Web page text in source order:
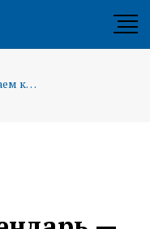
Полистаем календарь — 19 мая